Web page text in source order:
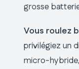
grosse
Vous roulez
privilégiez un
micro-